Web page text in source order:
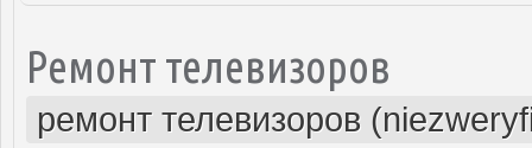
Ремонт телевизоров
ремонт телевизоров